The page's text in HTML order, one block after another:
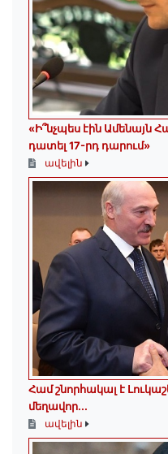
«Ի՞նչպես էին Ամենայն
դատել 17-րդ դարում»
ավելին
Համ շնորհակալ է
մեղավոր․․․
ավելին